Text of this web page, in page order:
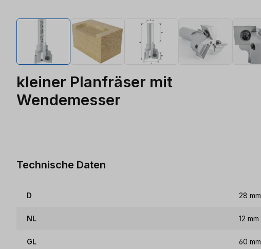
kleiner Planfräser mit
Wendemesser
Technische Daten
D 28 mm
NL 12 mm
GL 60 mm